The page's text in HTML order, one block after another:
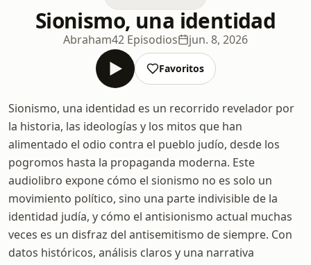
Sionismo, una identidad
Abraham42 Episodios jun. 8, 2026
Favoritos
Sionismo, una identidad es un recorrido revelador por
la historia, las ideologías y los mitos que han
alimentado el odio contra el pueblo judío, desde los
pogromos hasta la propaganda moderna. Este
audiolibro expone cómo el sionismo no es solo un
movimiento político, sino una parte indivisible de la
identidad judía, y cómo el antisionismo actual muchas
veces es un disfraz del antisemitismo de siempre. Con
datos históricos, análisis claros y una narrativa